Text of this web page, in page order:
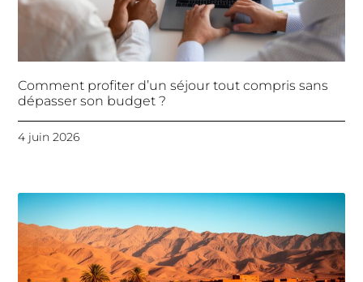
Comment profiter d’un séjour tout compris sans
dépasser son budget ?
4 juin 2026